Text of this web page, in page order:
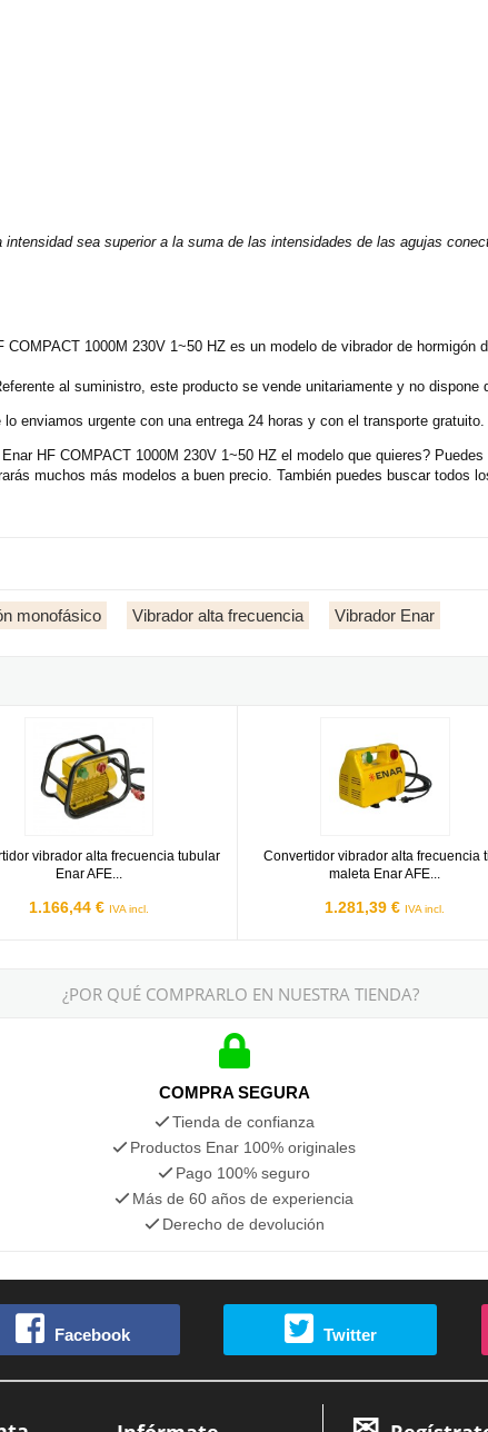
sea superior a la suma de las intensidades de las agujas
1000M 230V 1~50 HZ es un modelo de vibrador de hormigón
al suministro, este producto se vende unitariamente y no
enviamos urgente con una entrega 24 horas y con el transporte gratuito.
HF COMPACT 1000M 230V 1~50 HZ el modelo que quieres?
muchos más modelos a buen precio. También puedes buscar todos
monofásico Vibrador alta frecuencia Vibrador Enar
vibrador alta frecuencia tubular
Enar AFE...
1.166,44 € IVA incl.
Convertidor vibrador alta frecuencia
maleta Enar AFE...
1.281,39 € IVA incl.
¿POR QUÉ COMPRARLO EN NUESTRA TIENDA?
COMPRA SEGURA
Tienda de confianza
Productos Enar 100% originales
Pago 100% seguro
Más de 60 años de experiencia
Derecho de devolución
Facebook Twitter